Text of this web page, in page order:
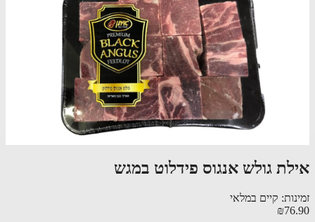
אילת גולש אנגוס פידלוט במגש
זמינות: קיים במלאי
₪76.90